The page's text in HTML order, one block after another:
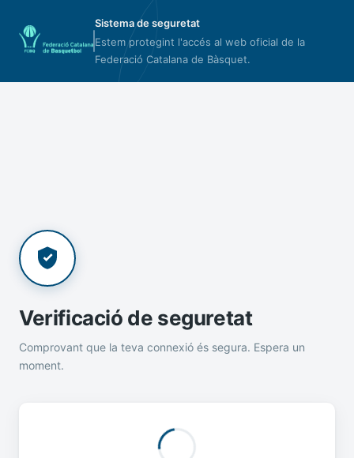
Sistema de seguretat
Estem protegint l'accés al web oficial de la
Federació Catalana de Bàsquet.
Verificació de seguretat
Comprovant que la teva connexió és segura. Espera un
moment.